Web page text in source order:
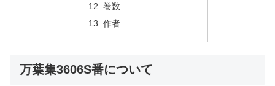
巻数
作者
万葉集3606S番について